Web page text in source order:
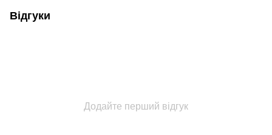
Відгуки
Додайте перший відгук